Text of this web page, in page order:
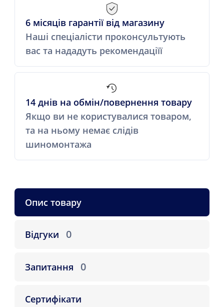
6 місяців гарантії від магазину
Наші спеціалісти проконсультують
вас та нададуть рекомендаціїї
14 днів на обмін/повернення товару
Якщо ви не користувалися товаром,
та на ньому немає слідів
шиномонтажа
Опис товару
Відгуки 0
Запитання 0
Сертифікати